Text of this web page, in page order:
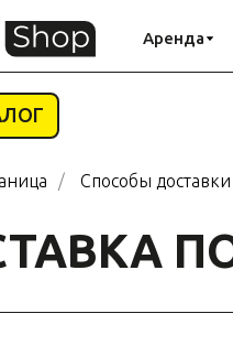
Аренда
/ Способы доставки